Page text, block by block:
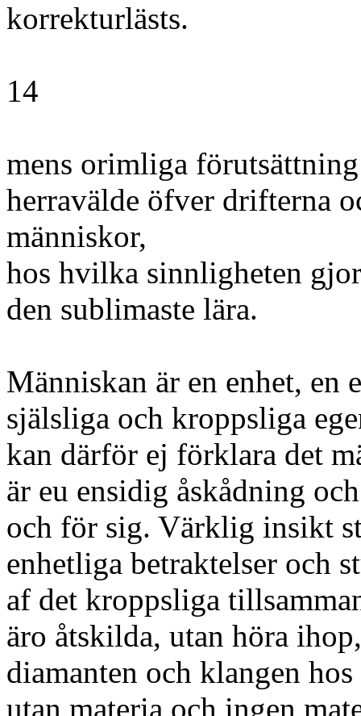
korrekturlästs.
14
mens orimliga
herravälde öfver drifterna
människor,
hos hvilka sinnligheten
den sublimaste lära.
Människan är en enhet, en
själsliga och kroppsliga
kan därför ej förklara det
är eu ensidig åskådning
och för sig. Värklig insikt
enhetliga betraktelser och
af det kroppsliga
äro åtskilda, utan höra
diamanten och klangen
utan materia och ingen